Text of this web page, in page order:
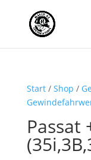
Start/ Shop /
Passat